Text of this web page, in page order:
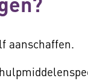
aanschaffen.